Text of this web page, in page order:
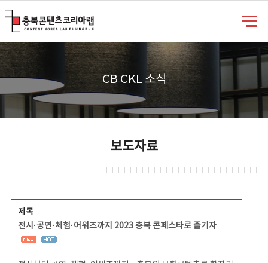
CB CKL 소식
보도자료
제목
전시·공연·체험·어워즈까지 2023 충북 콘페스타로 즐기자